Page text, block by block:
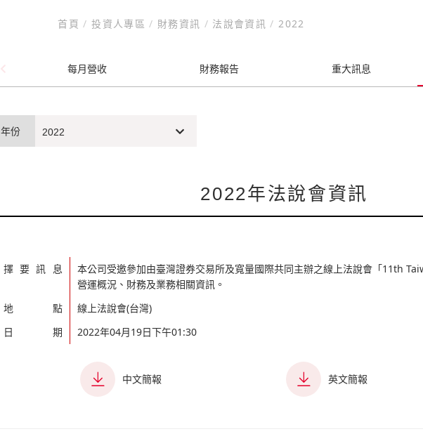
首頁/ 投資人專區/ 財務資訊 / 法說會資訊/ 2022
每月營收 財務報告 重大訊息
年份 2022
2022年法說會資訊
擇要訊息
本公司受邀參加由臺灣證券交易所及寬量國際共同主辦之線上法說會「11th
營運概況、財務及業務相關資訊。
地點
線上法說會(台灣)
日期
2022年04月19日下午01:30
中文簡報 英文簡報